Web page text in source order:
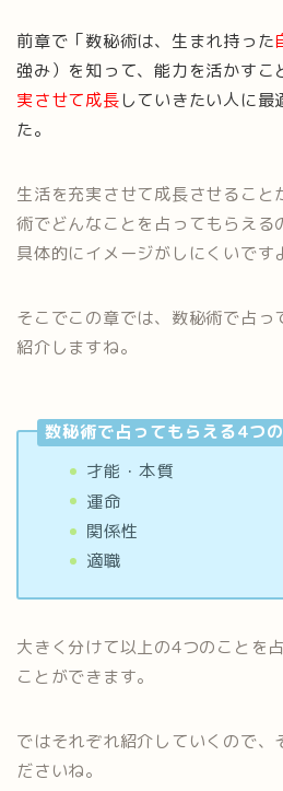
前章で「数秘術は、生まれ持った
強み）を知って、能力を活かすこ
実させて成長していきたい人に最
た。
生活を充実させて成長させること
術でどんなことを占ってもらえる
具体的にイメージがしにくいです
そこでこの章では、数秘術で占っ
紹介しますね。
数秘術で占ってもらえる4つ
才能・本質
運命
関係性
適職
大きく分けて以上の4つのことを
ことができます。
ではそれぞれ紹介していくので、
ださいね。